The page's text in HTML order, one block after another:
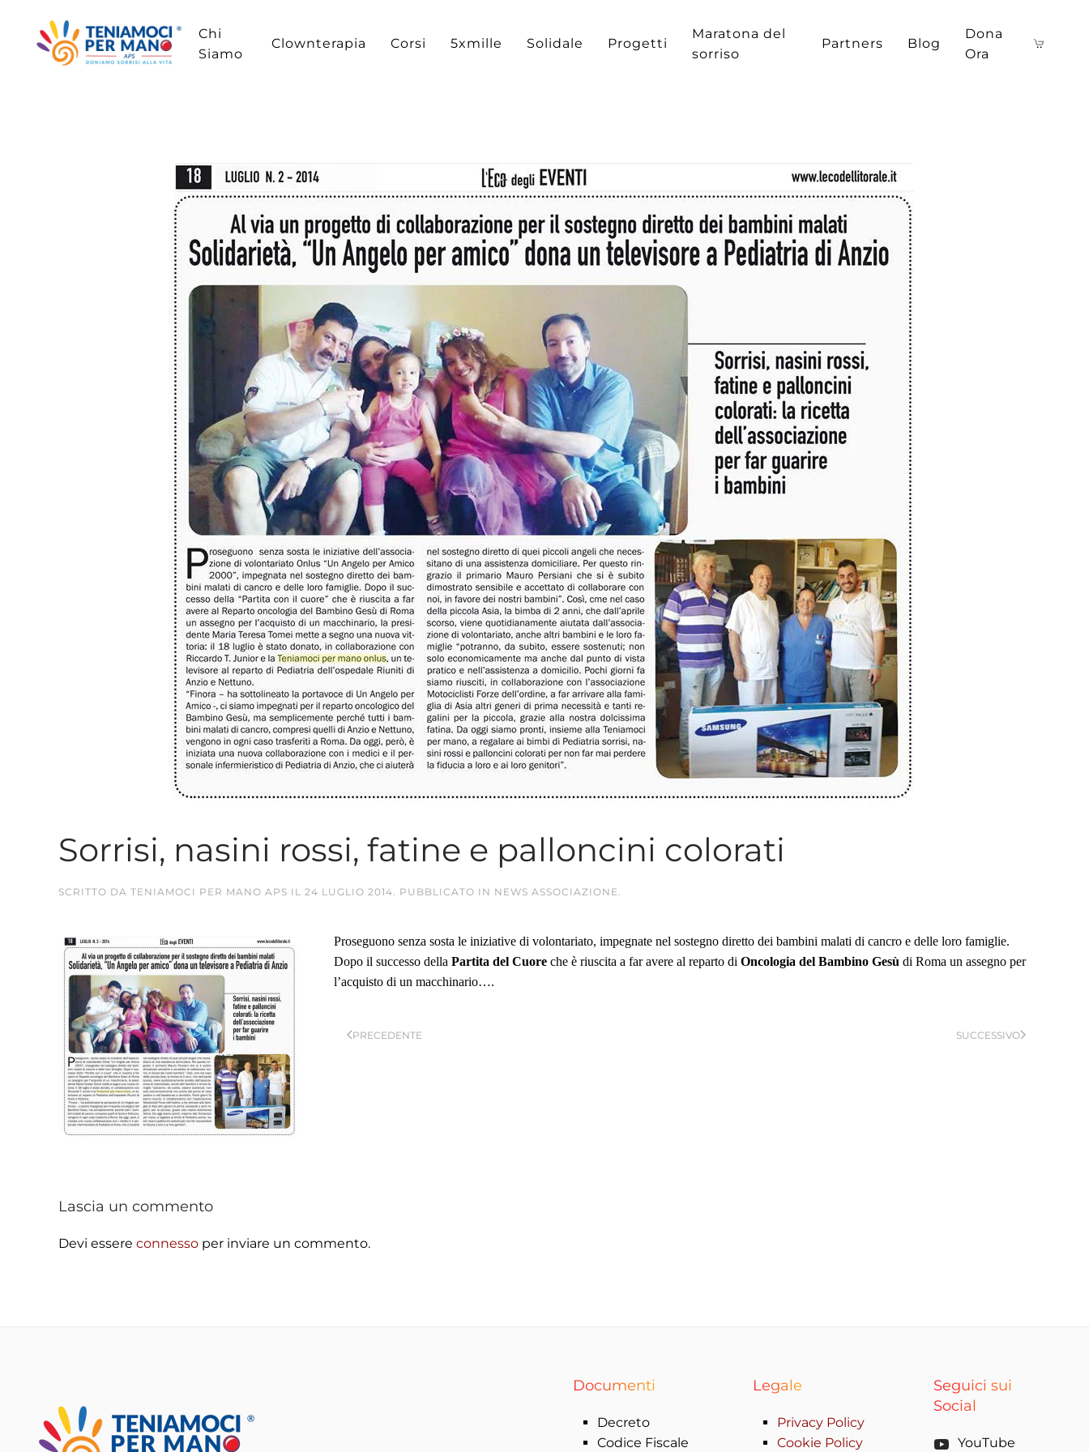
Passa
Chi
Siamo
Clownterapia Corsi 5xmille Solidale Progetti
Maratona del
sorriso
Partners Blog
Dona
Ora
Sorrisi, nasini rossi, fatine e palloncini colorati
SCRITTO DA TENIAMOCI PER MANO APS IL 24 LUGLIO 2014. PUBBLICATO IN NEWS ASSOCIAZIONE .
Proseguono senza sosta le iniziative di volontariato, impegnate nel sostegno diretto dei bambini malati di cancro e delle loro famiglie.
Dopo il successo della Partita del Cuore che è riuscita a far avere al reparto di Oncologia del Bambino Gesù di Roma un assegno per
l’acquisto di un macchinario….
PRECEDENTE SUCCESSIVO
Lascia un commento
Devi essere connesso per inviare un commento.
Documenti
Decreto
Codice Fiscale
Legale
Privacy Policy
Cookie Policy
Seguici sui
Social
YouTube